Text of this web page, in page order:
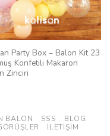
Party Box – Balon Kit 23
Konfetili Makaron
Zinciri
BALON SSS
BLOG
İLETIŞIM